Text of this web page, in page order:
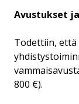
Avustukset
Todettiin,
800 €).